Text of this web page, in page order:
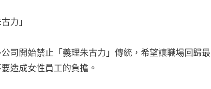
力」
司開始禁止「義理朱古力」傳統，希望讓職場回歸最
造成女性員工的負擔。